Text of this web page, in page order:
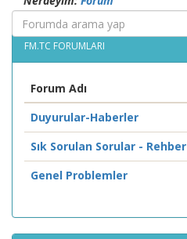
FM.TC FORUMLARI
Forum Adı
Duyurular-Haberler
Sık Sorulan Sorular - Rehber
Genel Problemler